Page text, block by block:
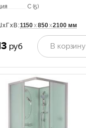
C (5)
1150х850х2100 мм
руб В корзину